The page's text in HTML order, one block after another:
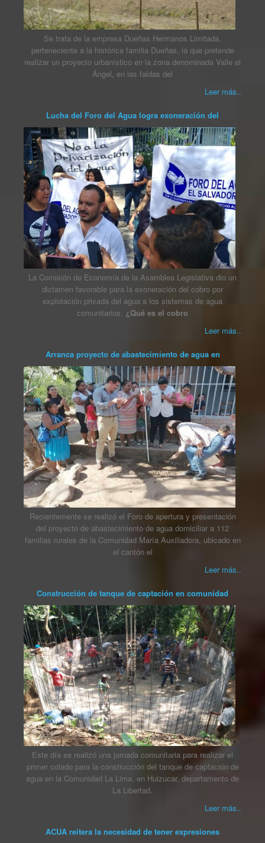
Se trata de la empresa Dueñas Hermanos Limitada,
perteneciente a la histórica familia Dueñas, la que pretende
realizar un proyecto urbanístico en la zona denominada Valle el
Ángel, en las faldas del
Leer más..
Lucha del Foro del Agua logra exoneración del
La Comisión de Economía de la Asamblea Legislativa dio un
dictamen favorable para la exoneración del cobro por
explotación privada del agua a los sistemas de agua
comunitarios. ¿Qué es el cobro
Leer más..
Arranca proyecto de abastecimiento de agua en
Recientemente se realizó el Foro de apertura y presentación
del proyecto de abastecimiento de agua domiciliar a 112
familias rurales de la Comunidad María Auxiliadora, ubicado en
el cantón el
Leer más..
Construcción de tanque de captación en comunidad
Este día se realizó una jornada comunitaria para realizar el
primer colado para la construcción del tanque de captación de
agua en la Comunidad La Lima, en Huizucar, departamento de
La Libertad.
Leer más..
ACUA reitera la necesidad de tener expresiones